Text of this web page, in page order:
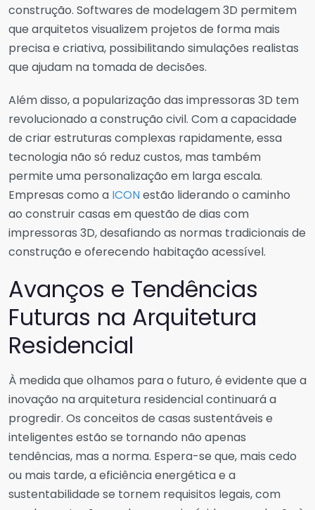
construção. Softwares de modelagem 3D permitem
que arquitetos visualizem projetos de forma mais
precisa e criativa, possibilitando simulações realistas
que ajudam na tomada de decisões.
Além disso, a popularização das impressoras 3D tem
revolucionado a construção civil. Com a capacidade
de criar estruturas complexas rapidamente, essa
tecnologia não só reduz custos, mas também
permite uma personalização em larga escala.
Empresas como a ICONestão liderando o caminho
ao construir casas em questão de dias com
impressoras 3D, desafiando as normas tradicionais de
construção e oferecendo habitação acessível.
Avanços e Tendências
Futuras na Arquitetura
Residencial
À medida que olhamos para o futuro, é evidente que a
inovação na arquitetura residencial continuará a
progredir. Os conceitos de casas sustentáveis e
inteligentes estão se tornando não apenas
tendências, mas a norma. Espera-se que, mais cedo
ou mais tarde, a eficiência energética e a
sustentabilidade se tornem requisitos legais, com